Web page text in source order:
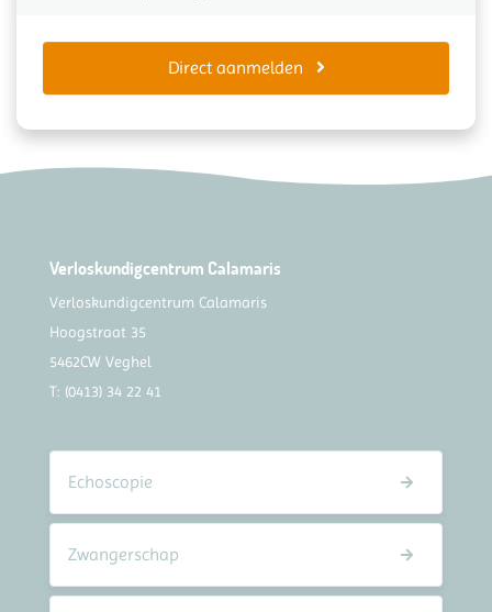
Direct aanmelden
Verloskundigcentrum Calamaris
Verloskundigcentrum Calamaris
Hoogstraat 35
5462CW Veghel
T: (0413) 34 22 41
Echoscopie
Zwangerschap